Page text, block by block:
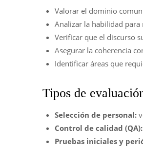
Valorar el dominio
Analizar la habilidad
Verificar que el discurso
Asegurar la coherencia
Identificar áreas que
Tipos de
Selección de personal:
Control de calidad (QA):
Pruebas iniciales y